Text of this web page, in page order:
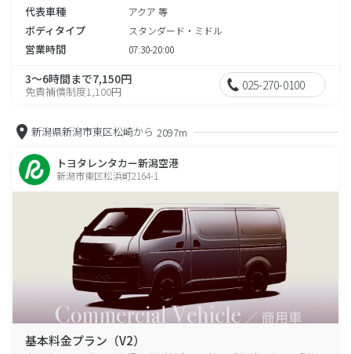
代表車種 アクア 等
ボディタイプ スタンダード・ミドル
営業時間 07:30-20:00
3～6時間まで7,150円
免責補償制度1,100円 025-270-0100
新潟県新潟市東区松崎から 2097m
トヨタレンタカー新潟空港
新潟市東区松浜町2164-1
基本料金プラン（V2）